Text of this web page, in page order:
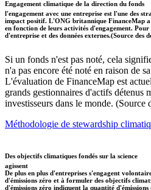
Engagement climatique de la direction du fonds
l'engagement avec une entreprise est l'une des
impact positif. L'ONG britannique FinanceMap a
en fonction de leurs activités d'engagement. Pour
d'entreprise et des données externes.(Source des
Si un fonds n'est pas noté, cela
n'a pas encore été noté en raison de
L'évaluation de FinanceMap est
grands gestionnaires d'actifs détenus
investisseurs dans le monde. (Source
Méthodologie de stewardship
Des objectifs climatiques fondés sur la science
agissent
De plus en plus d'entreprises s'engagent
d'émissions zéro et à formuler des objectifs
d'émissions zéro indiquent la quantité